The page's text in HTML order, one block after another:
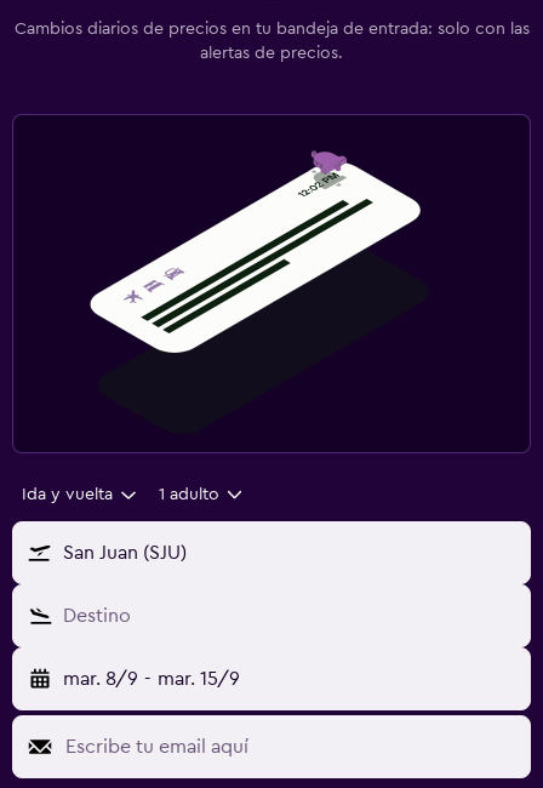
Cambios diarios de precios en tu bandeja de entrada: solo con las
alertas de precios.
Ida y vuelta 1 adulto
San Juan (SJU)
Destino
mar. 8/9 - mar. 15/9